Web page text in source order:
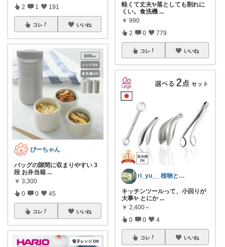
2 1 191
コレ いいね
ぴーちゃん
バッグの隙間に収まりやすい 3
段 お弁当箱 ...
￥ 3,300
0 0 45
コレ いいね
軽くて丈夫✨️落としても割れに
くい。食洗機 ...
￥ 990
2 0 779
コレ いいね
ri_yu__ 植物と夫。中学生、小学生
キッチンツールって、小回りが
大事✨ とにか ...
￥ 2,400～
0 0 4
コレ いいね